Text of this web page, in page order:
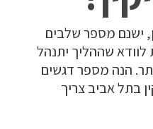
ישנם מספר שלבים
שההליך יתנהל
הנה מספר דגשים
בתל אביב צריך